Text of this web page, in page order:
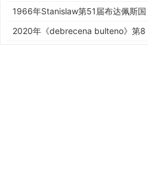
的信封
1966年Stanislaw第51届布达佩斯国
际世界语大会代表证
2020年《debrecena bulteno》第8